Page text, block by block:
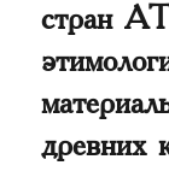
стран
древних